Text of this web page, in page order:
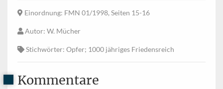
Einordnung: FMN 01/1998, Seiten 15-16
Autor: W. Mücher
Stichwörter: Opfer; 1000 jähriges Friedensreich
Kommentare